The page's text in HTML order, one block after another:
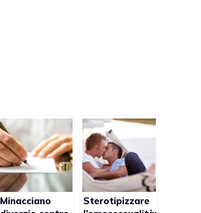
Minacciano
Sterotipizzare